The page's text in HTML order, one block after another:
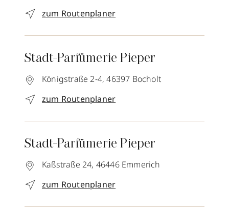
zum Routenplaner
Stadt-Parfümerie Pieper
Königstraße 2-4, 46397 Bocholt
zum Routenplaner
Stadt-Parfümerie Pieper
Kaßstraße 24, 46446 Emmerich
zum Routenplaner